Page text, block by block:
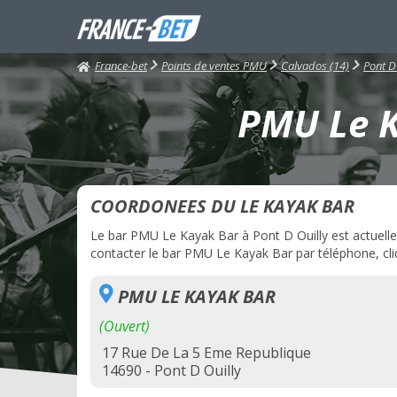
France-bet Points de ventes PMU Calvados (14) Pont
PMU Le
COORDONEES DU LE KAYAK BAR
Le bar PMU Le Kayak Bar à Pont D Ouilly est
contacter le bar PMU Le Kayak Bar par téléphone,
PMU LE KAYAK BAR
(Ouvert)
17 Rue De La 5 Eme Republique
14690 - Pont D Ouilly